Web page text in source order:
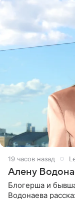
19 часов назад
Алену
Блогерша и
Водонаева